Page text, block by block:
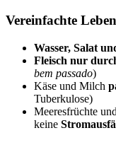
Vereinfachte
Wasser, Salat
Fleisch nur
bem passado)
Käse und Milch
Tuberkulose)
Meeresfrüchte
keine